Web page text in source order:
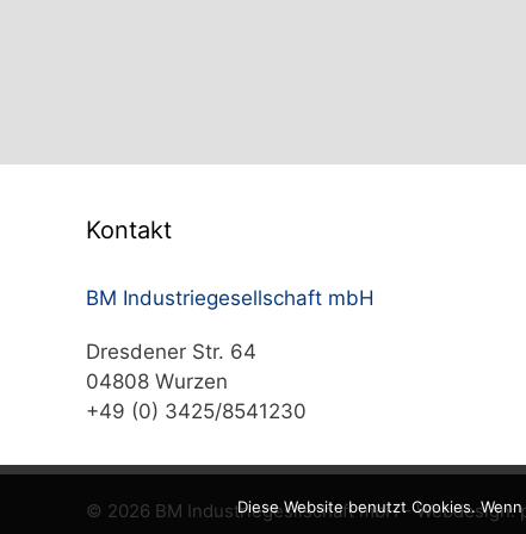
Kontakt
BM Industriegesellschaft mbH
Dresdener Str. 64
04808 Wurzen
+49 (0) 3425/8541230
© 2026 BM Industriegesllschaft mbH - Webdesign:
Diese Website benutzt Cookies.